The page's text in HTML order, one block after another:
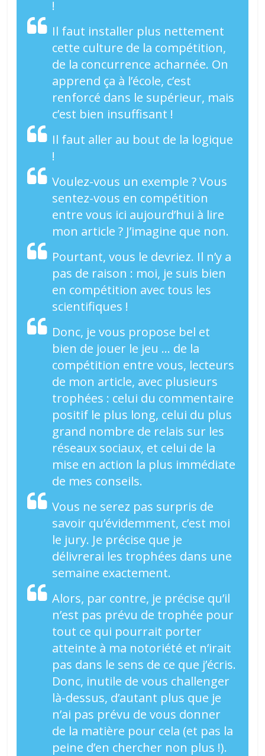
!
Il faut installer plus nettement
cette culture de la compétition,
de la concurrence acharnée. On
apprend ça à l’école, c’est
renforcé dans le supérieur, mais
c’est bien insuffisant !
Il faut aller au bout de la logique
!
Voulez-vous un exemple ? Vous
sentez-vous en compétition
entre vous ici aujourd’hui à lire
mon article ? J’imagine que non.
Pourtant, vous le devriez. Il n’y a
pas de raison : moi, je suis bien
en compétition avec tous les
scientifiques !
Donc, je vous propose bel et
bien de jouer le jeu … de la
compétition entre vous, lecteurs
de mon article, avec plusieurs
trophées : celui du commentaire
positif le plus long, celui du plus
grand nombre de relais sur les
réseaux sociaux, et celui de la
mise en action la plus immédiate
de mes conseils.
Vous ne serez pas surpris de
savoir qu’évidemment, c’est moi
le jury. Je précise que je
délivrerai les trophées dans une
semaine exactement.
Alors, par contre, je précise qu’il
n’est pas prévu de trophée pour
tout ce qui pourrait porter
atteinte à ma notoriété et n’irait
pas dans le sens de ce que j’écris.
Donc, inutile de vous challenger
là-dessus, d’autant plus que je
n’ai pas prévu de vous donner
de la matière pour cela (et pas la
peine d’en chercher non plus !).